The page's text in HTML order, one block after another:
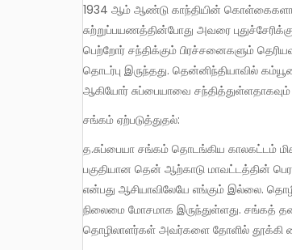
1934 ஆம் ஆண்டு காந்தியின் கொள்கைகளால் ஈர்க்கப்பட்டு ராமகிருஷ்ணா வாசகசாலை ஏற்படுத்தினார். காந்தியின் இரண்டாவது
சுற்றுப்பயணத்தின்போது அவரை
பெற்றோர் சந்திக்கும் பிரச்சனைகளும்
தொடர்பு இருந்தது. தென்னிந்தியாவில்
ஆகியோர் சுப்பையாவை சந்தித்துள்ளதாகவும்
சங்கம் ஏற்படுத்துதல்:
த.சுப்பையா சங்கம் தொடங்கிய காலகட்டம் மிக நெருக்கடிகள் நிறைந்தது. தொழிற்சங்க கூட்டத்தை அப்போதைய இந்தியப்
பகுதியான தென் ஆற்காடு மாவட்டத்தின்
என்பது ஆசியாவிலேயே எங்கும் இல்லை.
நிலைமை மோசமாக இருந்துள்ளது. சங்கத்
தொழிலாளர்கள் அவர்களை தோளில் தூக்கி